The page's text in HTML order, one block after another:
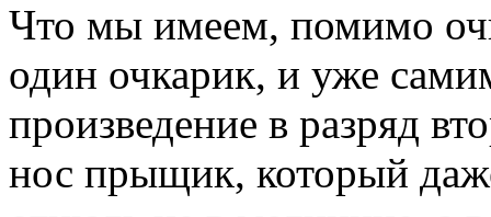
Что мы имеем, помимо
один очкарик, и уже
произведение в разряд
нос прыщик, который